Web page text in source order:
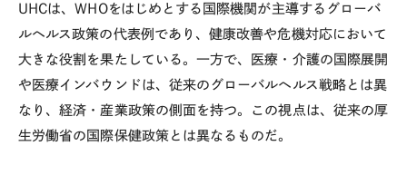
UHCは、WHOをはじめとする国際機関が主導するグローバ
ルヘルス政策の代表例であり、健康改善や危機対応において
大きな役割を果たしている。一方で、医療・介護の国際展開
や医療インバウンドは、従来のグローバルヘルス戦略とは異
なり、経済・産業政策の側面を持つ。この視点は、従来の厚
生労働省の国際保健政策とは異なるものだ。